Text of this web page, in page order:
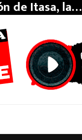
de Itasa, la…